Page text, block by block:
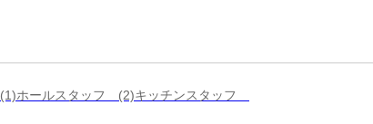
(1)ホールスタッフ (2)キッチンスタッフ